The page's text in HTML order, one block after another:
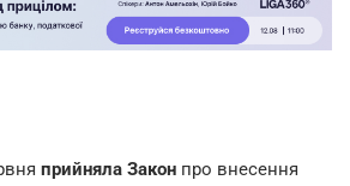
прийняла Закон про внесення